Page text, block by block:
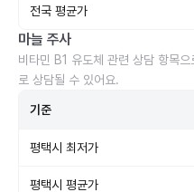
전국 평균가
마늘 주사
비타민 B1 유도체 관련 상담 항목
로 상담될 수 있어요.
기준
평택시 최저가
평택시 평균가